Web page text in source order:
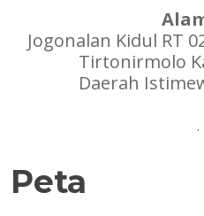
Jogonalan Kidul RT
Tirtonirmolo
Daerah
.
Peta